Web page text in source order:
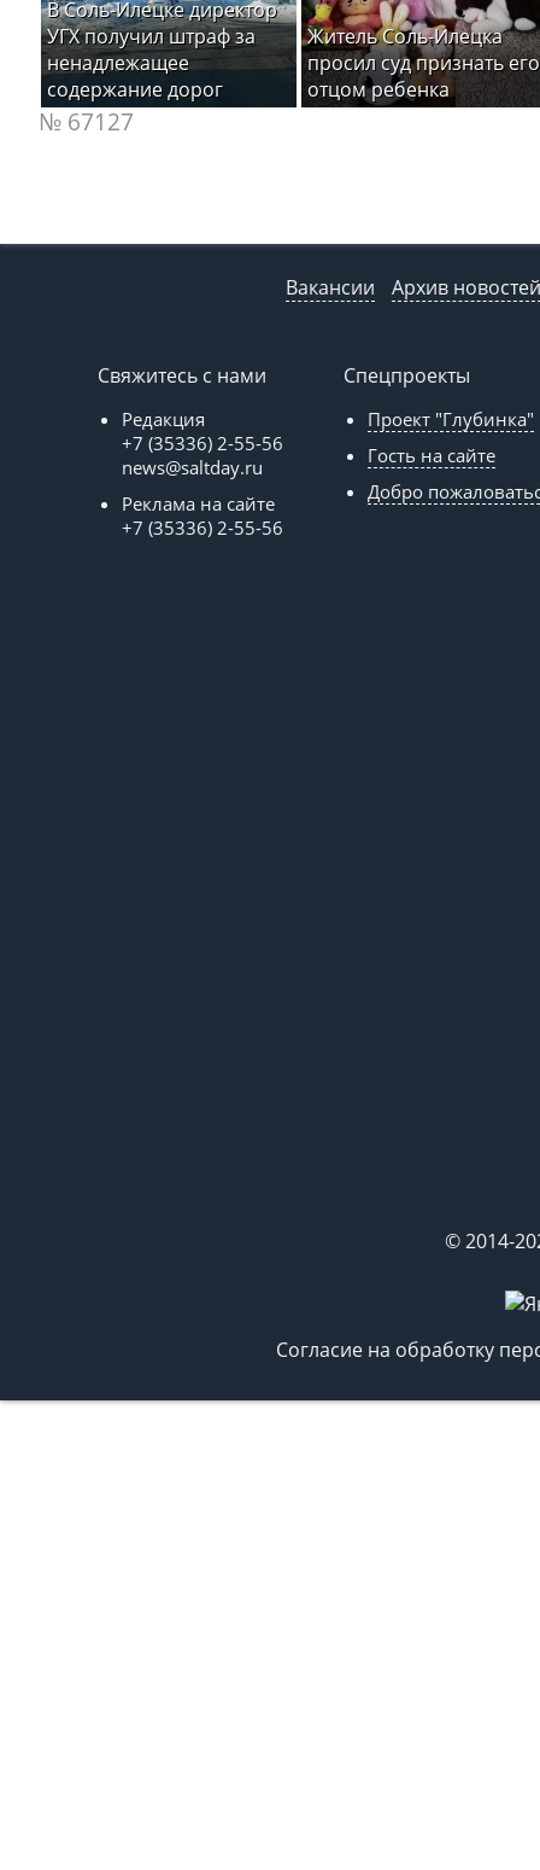
В Соль-Илецке директор
УГХ получил штраф за
ненадлежащее
содержание дорог
Житель Соль-Илецка
просил суд признать его
отцом ребенка
№ 67127
Вакансии Архив новостей
Свяжитесь с нами
Редакция
+7 (35336) 2-55-56
news@saltday.ru
Реклама на сайте
+7 (35336) 2-55-56
Спецпроекты
Проект "Глубинка"
Гость на сайте
Добро
© 2014-
Согласие на обработку